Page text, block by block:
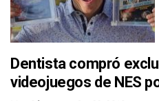
Dentista compró
videojuegos de NES